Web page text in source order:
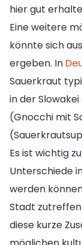
hier gut
Eine weitere
könnte sich
ergeben. In
Sauerkraut
in der
(Gnocchi mit
Es ist wichtig
Unterschiede
werden
Stadt zutreffen
diese kurze